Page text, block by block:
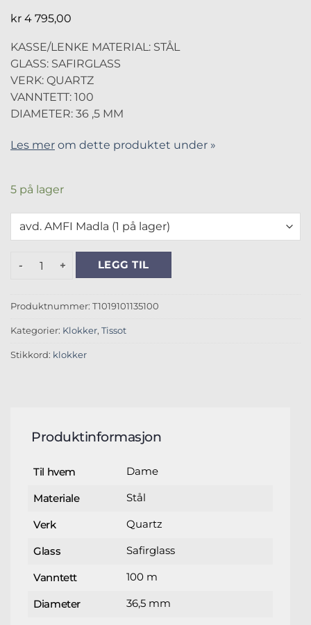
kr 4 795,00
KASSE/LENKE MATERIAL: STÅL
GLASS: SAFIRGLASS
VERK: QUARTZ
VANNTETT: 100
DIAMETER: 36 ,5 MM
Les mer om dette produktet under »
5 på lager
Tissot PR 100 Lady Sport Chic antall
LEGG TIL
Produktnummer: T1019101135100
Kategorier: Klokker, Tissot
Stikkord: klokker
Produktinformasjon
Til hvem Dame
Materiale Stål
Verk Quartz
Glass Safirglass
Vanntett 100 m
Diameter 36,5 mm